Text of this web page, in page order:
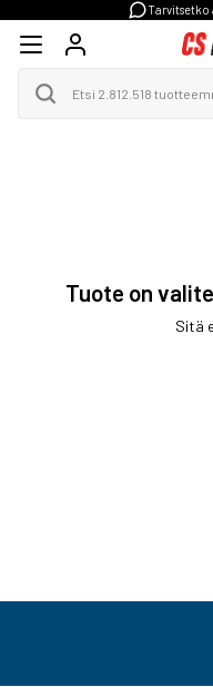
Tarvitsetko
Tuote on
Sitä